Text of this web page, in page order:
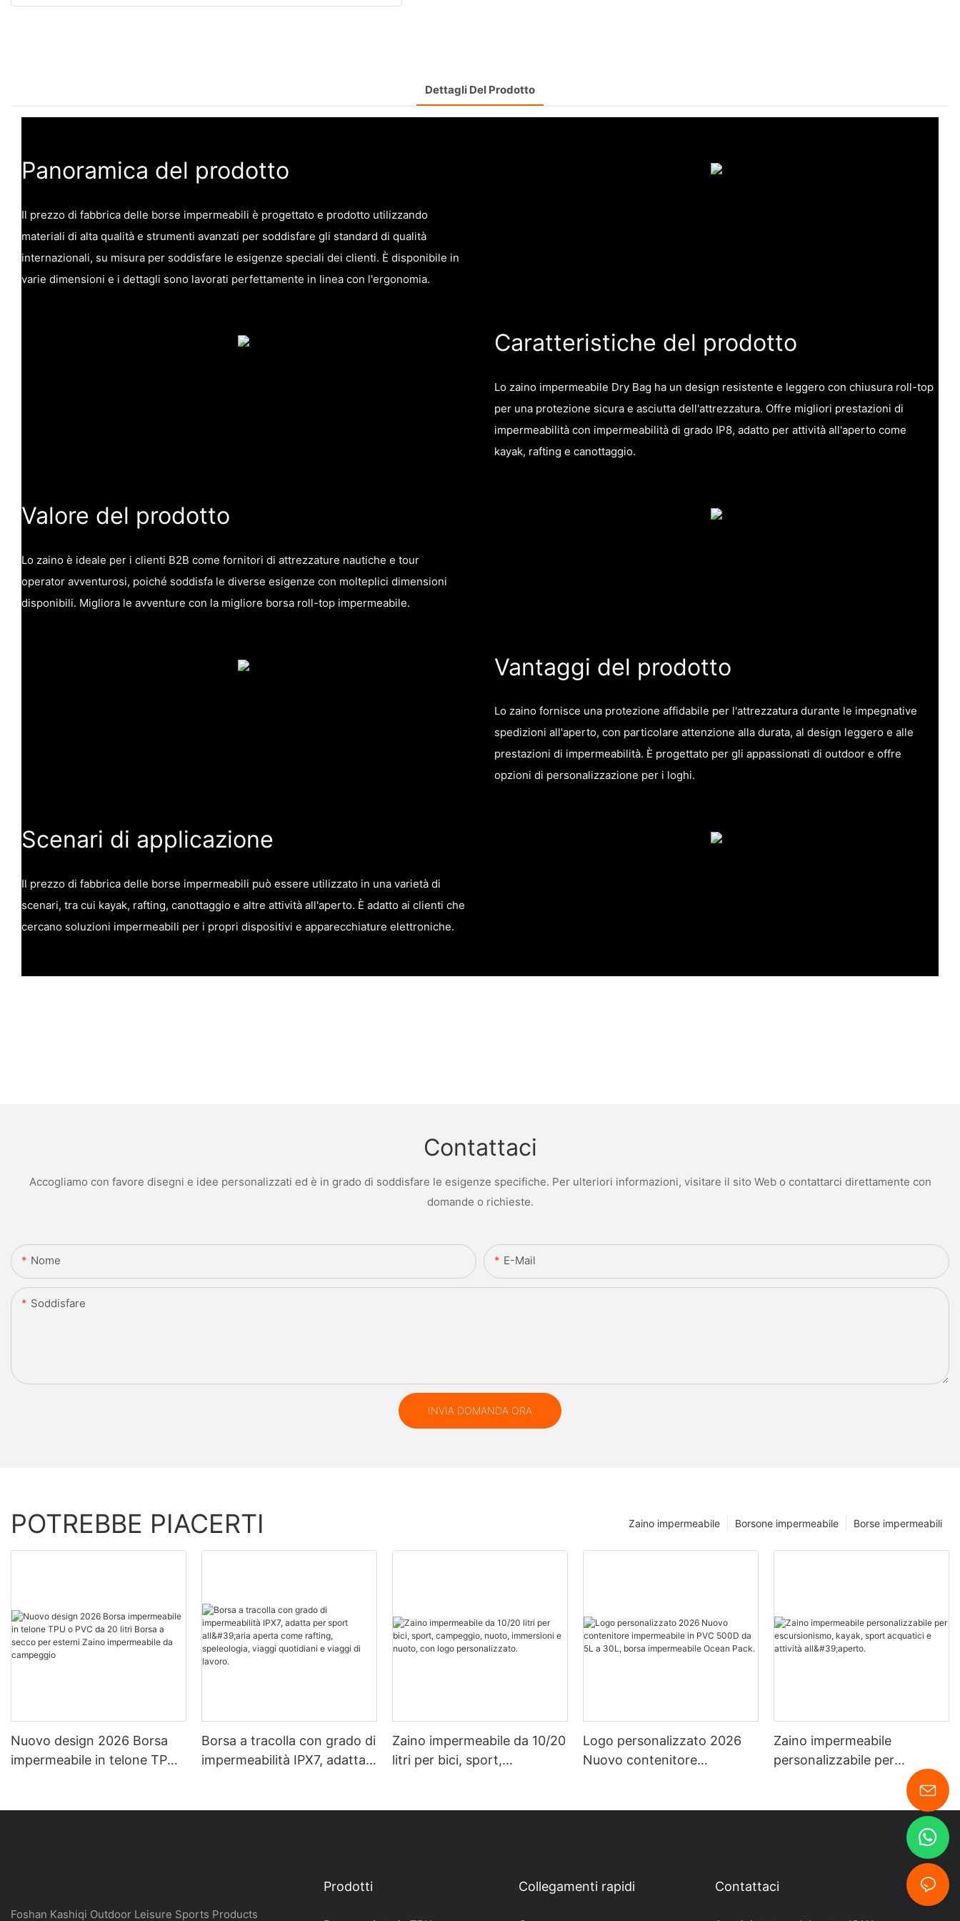
Dettagli Del Prodotto
Panoramica del prodotto
Il prezzo di fabbrica delle borse impermeabili è progettato e prodotto utilizzando
materiali di alta qualità e strumenti avanzati per soddisfare gli standard di qualità
internazionali, su misura per soddisfare le esigenze speciali dei clienti. È disponibile in
varie dimensioni e i dettagli sono lavorati perfettamente in linea con l'ergonomia.
Caratteristiche del prodotto
Lo zaino impermeabile Dry Bag ha un design resistente e leggero con chiusura roll-top
per una protezione sicura e asciutta dell'attrezzatura. Offre migliori prestazioni di
impermeabilità con impermeabilità di grado IP8, adatto per attività all'aperto come
kayak, rafting e canottaggio.
Valore del prodotto
Lo zaino è ideale per i clienti B2B come fornitori di attrezzature nautiche e tour
operator avventurosi, poiché soddisfa le diverse esigenze con molteplici dimensioni
disponibili. Migliora le avventure con la migliore borsa roll-top impermeabile.
Vantaggi del prodotto
Lo zaino fornisce una protezione affidabile per l'attrezzatura durante le impegnative
spedizioni all'aperto, con particolare attenzione alla durata, al design leggero e alle
prestazioni di impermeabilità. È progettato per gli appassionati di outdoor e offre
opzioni di personalizzazione per i loghi.
Scenari di applicazione
Il prezzo di fabbrica delle borse impermeabili può essere utilizzato in una varietà di
scenari, tra cui kayak, rafting, canottaggio e altre attività all'aperto. È adatto ai clienti che
cercano soluzioni impermeabili per i propri dispositivi e apparecchiature elettroniche.
Contattaci
Accogliamo con favore disegni e idee personalizzati ed è in grado di soddisfare le esigenze specifiche. Per ulteriori informazioni, visitare il sito Web o contattarci direttamente con
domande o richieste.
Nome E-Mail
Soddisfare
INVIA DOMANDA ORA
POTREBBE PIACERTI Borse impermeabili
Borsone impermeabile
Zaino impermeabile
Nuovo design 2026 Borsa
impermeabile in telone TPU
Borsa a tracolla con grado di
impermeabilità IPX7, adatta
Zaino impermeabile da 10/20
litri per bici, sport,
Logo personalizzato 2026
Nuovo contenitore
Zaino impermeabile
personalizzabile per
escursionismo, kayak, sport
acquatici e attività all'aperto.
Foshan Kashiqi Outdoor Leisure Sports Products
Prodotti Collegamenti rapidi Contattaci